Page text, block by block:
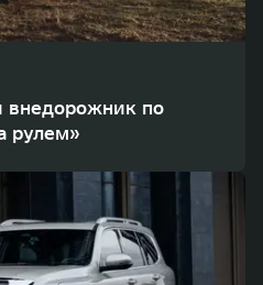
внедорожник по
рулем»